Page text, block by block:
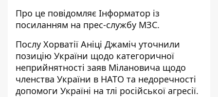
Про це повідомляє Інформатор із
посиланням на прес-службу МЗС.
Послу Хорватії Аніцi Джаміч уточнили
позицію України щодо категоричної
неприйнятності заяв Мілановича щодо
членства України в НАТО та недоречності
допомоги Україні на тлі російської агресії.